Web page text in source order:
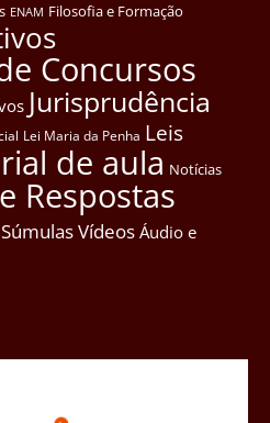
ENAM Filosofia e Formação
Concursos
Jurisprudência
Lei Maria da Penha Leis
de aula Notícias
Respostas
SúmulasVídeos Áudio e